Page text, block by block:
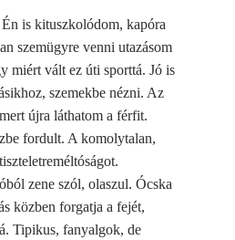
is kituszkolódom, kapóra
szemügyre venni utazásom
miért vált ez úti sporttá. Jó is
szemekbe nézni. Az
újra láthatom a férfit.
fordult. A komolytalan,
zene szól, olaszul. Ócska
közben forgatja a fejét,
Tipikus, fanyalgok, de